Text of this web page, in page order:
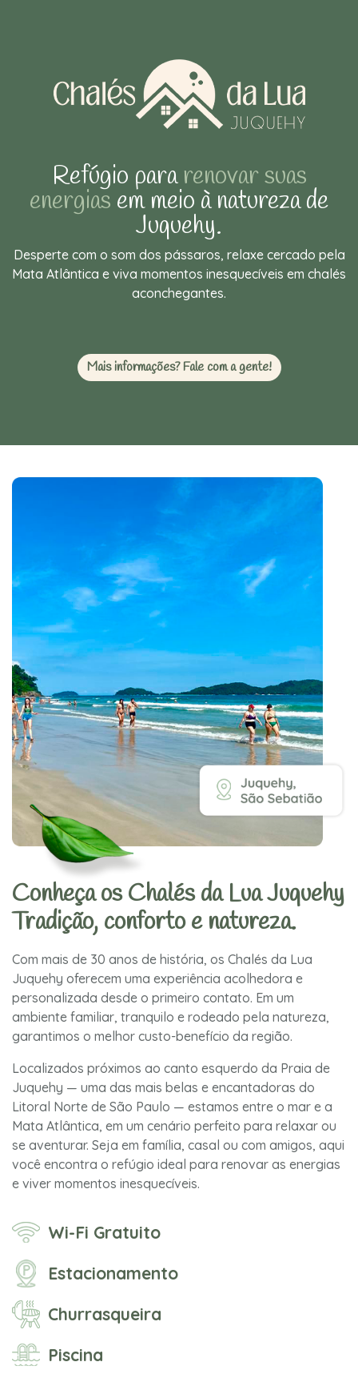
Refúgio pararenovar suas
energias em meio à natureza de
Juquehy.
Desperte com o som dos pássaros, relaxe cercado pela
Mata Atlântica e viva momentos inesquecíveis em chalés
aconchegantes.
Mais informações? Fale com a gente!
Conheça os Chalés da Lua Juquehy
Tradição, conforto e natureza.
Com mais de 30 anos de história, os Chalés da Lua
Juquehy oferecem uma experiência acolhedora e
personalizada desde o primeiro contato. Em um
ambiente familiar, tranquilo e rodeado pela natureza,
garantimos o melhor custo-benefício da região.
Localizados próximos ao canto esquerdo da Praia de
Juquehy — uma das mais belas e encantadoras do
Litoral Norte de São Paulo — estamos entre o mar e a
Mata Atlântica, em um cenário perfeito para relaxar ou
se aventurar. Seja em família, casal ou com amigos, aqui
você encontra o refúgio ideal para renovar as energias
e viver momentos inesquecíveis.
Wi-Fi Gratuito
Estacionamento
Churrasqueira
Piscina